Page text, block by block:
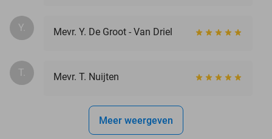
Y. Mevr. Y. De Groot - Van Driel
T. Mevr. T. Nuijten
Meer weergeven